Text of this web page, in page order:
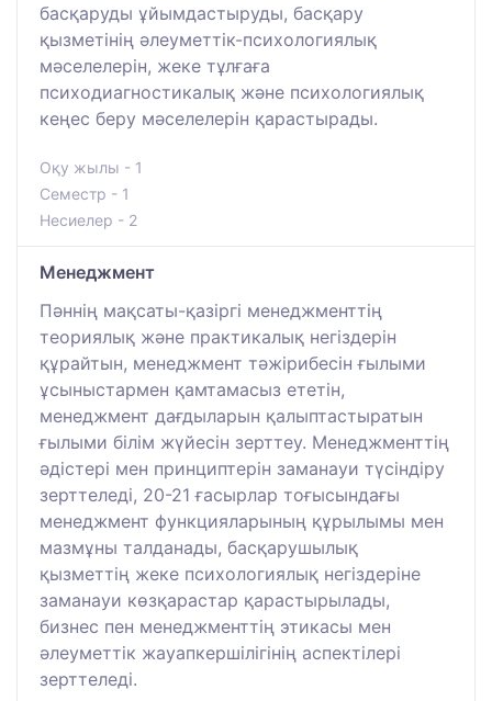
басқаруды ұйымдастыруды, басқару
қызметінің әлеуметтік-психологиялық
мәселелерін, жеке тұлғаға
психодиагностикалық және психологиялық
кеңес беру мәселелерін қарастырады.
Оқу жылы - 1
Семестр - 1
Несиелер - 2
Менеджмент
Пәннің мақсаты-қазіргі менеджменттің
теориялық және практикалық негіздерін
құрайтын, менеджмент тәжірибесін ғылыми
ұсыныстармен қамтамасыз ететін,
менеджмент дағдыларын қалыптастыратын
ғылыми білім жүйесін зерттеу. Менеджменттің
әдістері мен принциптерін заманауи түсіндіру
зерттеледі, 20-21 ғасырлар тоғысындағы
менеджмент функцияларының құрылымы мен
мазмұны талданады, басқарушылық
қызметтің жеке психологиялық негіздеріне
заманауи көзқарастар қарастырылады,
бизнес пен менеджменттің этикасы мен
әлеуметтік жауапкершілігінің аспектілері
зерттеледі.